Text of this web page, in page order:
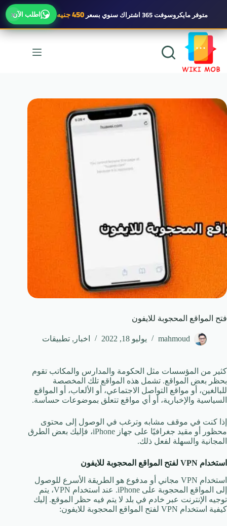
× متوفرمايكروسوفت 365 اشتراك سنوي بسعر450 جنيه اطلب الآن
التجاوز
المحتوى
فتح المواقع المحجوبة للايفون
mahmoud يوليو 18, 2022 اخبار , تطبيقات
كثير من المؤسسات مثل الحكومة والمدارس والمكاتب تقوم
بحظر بعض المواقع. تشمل هذه المواقع تلك المخصصة
للبالغين، أو مواقع التواصل الاجتماعي، أو الألعاب، أو المواقع
السياسية والإخبارية، أو أي مواقع تتعلق بموضوعات حساسة.
إذا كنت في موقف مشابه وترغب في الوصول إلى محتوى
محظور أو مقيد جغرافيًا على جهاز iPhone، فإليك بعض الطرق
المجانية والسهلة لفعل ذلك.
استخدام
لفتح المواقع المحجوبة للايفون
استخدام VPN مجاني أو مدفوع هو الطريقة الأسرع للوصول
إلى المواقع المحجوبة على iPhone. عند استخدام VPN، يتم
توجيه الإنترنت عبر خادم في بلد لا يتم فيه حظر الموقع. إليك
كيفية استخدام VPN لفتح المواقع المحجوبة للايفون: